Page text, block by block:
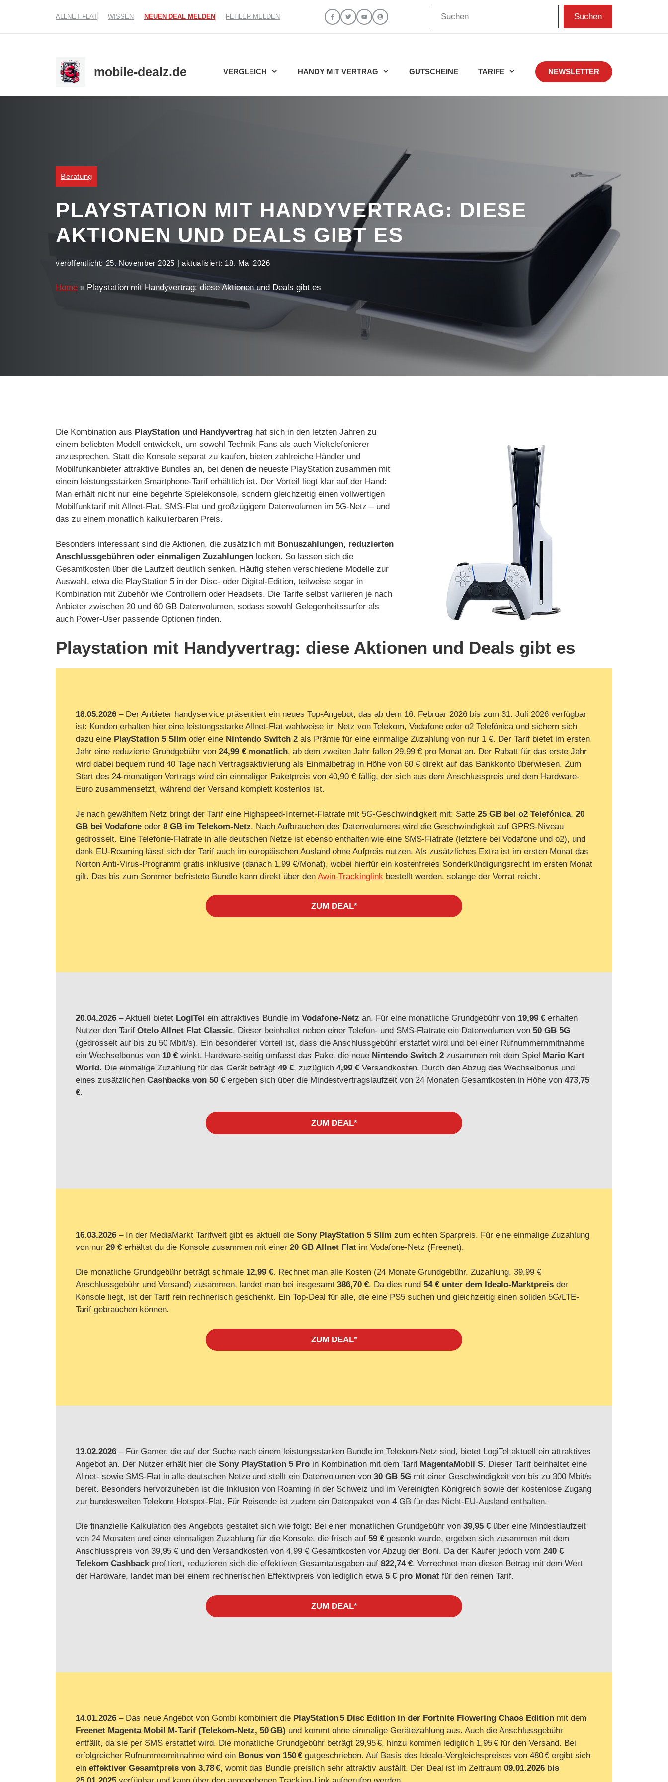
ALLNET FLAT WISSEN NEUEN DEAL MELDEN FEHLER MELDEN Suchen
mobile-dealz.de VERGLEICH HANDY MIT VERTRAG GUTSCHEINE TARIFE NEWSLETTER
Beratung
PLAYSTATION MIT HANDYVERTRAG: DIESE
AKTIONEN UND DEALS GIBT ES
veröffentlicht: 25. November 2025 | aktualisiert: 18. Mai 2026
Home » Playstation mit Handyvertrag: diese Aktionen und Deals gibt es
Die Kombination aus PlayStation und Handyvertrag hat sich in den letzten Jahren zu
einem beliebten Modell entwickelt, um sowohl Technik-Fans als auch Vieltelefonierer
anzusprechen. Statt die Konsole separat zu kaufen, bieten zahlreiche Händler und
Mobilfunkanbieter attraktive Bundles an, bei denen die neueste PlayStation zusammen mit
einem leistungsstarken Smartphone-Tarif erhältlich ist. Der Vorteil liegt klar auf der Hand:
Man erhält nicht nur eine begehrte Spielekonsole, sondern gleichzeitig einen vollwertigen
Mobilfunktarif mit Allnet-Flat, SMS-Flat und großzügigem Datenvolumen im 5G-Netz – und
das zu einem monatlich kalkulierbaren Preis.
Besonders interessant sind die Aktionen, die zusätzlich mit Bonuszahlungen, reduzierten
Anschlussgebühren oder einmaligen Zuzahlungen locken. So lassen sich die
Gesamtkosten über die Laufzeit deutlich senken. Häufig stehen verschiedene Modelle zur
Auswahl, etwa die PlayStation 5 in der Disc- oder Digital-Edition, teilweise sogar in
Kombination mit Zubehör wie Controllern oder Headsets. Die Tarife selbst variieren je nach
Anbieter zwischen 20 und 60 GB Datenvolumen, sodass sowohl Gelegenheitssurfer als
auch Power-User passende Optionen finden.
Playstation mit Handyvertrag: diese Aktionen und Deals gibt es
18.05.2026 – Der Anbieter handyservice präsentiert ein neues Top-Angebot, das ab dem 16. Februar 2026 bis zum 31. Juli 2026 verfügbar
ist: Kunden erhalten hier eine leistungsstarke Allnet-Flat wahlweise im Netz von Telekom, Vodafone oder o2 Telefónica und sichern sich
dazu eine PlayStation 5 Slim oder eine Nintendo Switch 2 als Prämie für eine einmalige Zuzahlung von nur 1 €. Der Tarif bietet im ersten
Jahr eine reduzierte Grundgebühr von 24,99 € monatlich, ab dem zweiten Jahr fallen 29,99 € pro Monat an. Der Rabatt für das erste Jahr
wird dabei bequem rund 40 Tage nach Vertragsaktivierung als Einmalbetrag in Höhe von 60 € direkt auf das Bankkonto überwiesen. Zum
Start des 24-monatigen Vertrags wird ein einmaliger Paketpreis von 40,90 € fällig, der sich aus dem Anschlusspreis und dem Hardware-
Euro zusammensetzt, während der Versand komplett kostenlos ist.
Je nach gewähltem Netz bringt der Tarif eine Highspeed-Internet-Flatrate mit 5G-Geschwindigkeit mit: Satte 25 GB bei o2 Telefónica, 20
GB bei Vodafone oder 8 GB im Telekom-Netz. Nach Aufbrauchen des Datenvolumens wird die Geschwindigkeit auf GPRS-Niveau
gedrosselt. Eine Telefonie-Flatrate in alle deutschen Netze ist ebenso enthalten wie eine SMS-Flatrate (letztere bei Vodafone und o2), und
dank EU-Roaming lässt sich der Tarif auch im europäischen Ausland ohne Aufpreis nutzen. Als zusätzliches Extra ist im ersten Monat das
Norton Anti-Virus-Programm gratis inklusive (danach 1,99 €/Monat), wobei hierfür ein kostenfreies Sonderkündigungsrecht im ersten Monat
gilt. Das bis zum Sommer befristete Bundle kann direkt über den Awin-Trackinglink bestellt werden, solange der Vorrat reicht.
ZUM DEAL*
20.04.2026 – Aktuell bietet LogiTel ein attraktives Bundle im Vodafone-Netz an. Für eine monatliche Grundgebühr von 19,99 € erhalten
Nutzer den Tarif Otelo Allnet Flat Classic. Dieser beinhaltet neben einer Telefon- und SMS-Flatrate ein Datenvolumen von 50 GB 5G
(gedrosselt auf bis zu 50 Mbit/s). Ein besonderer Vorteil ist, dass die Anschlussgebühr erstattet wird und bei einer Rufnummernmitnahme
ein Wechselbonus von 10 € winkt. Hardware-seitig umfasst das Paket die neue Nintendo Switch 2 zusammen mit dem Spiel Mario Kart
World. Die einmalige Zuzahlung für das Gerät beträgt 49 €, zuzüglich 4,99 € Versandkosten. Durch den Abzug des Wechselbonus und
eines zusätzlichen Cashbacks von 50 € ergeben sich über die Mindestvertragslaufzeit von 24 Monaten Gesamtkosten in Höhe von 473,75
€.
ZUM DEAL*
16.03.2026 – In der MediaMarkt Tarifwelt gibt es aktuell die Sony PlayStation 5 Slim zum echten Sparpreis. Für eine einmalige Zuzahlung
von nur 29 € erhältst du die Konsole zusammen mit einer 20 GB Allnet Flat im Vodafone-Netz (Freenet).
Die monatliche Grundgebühr beträgt schmale 12,99 €. Rechnet man alle Kosten (24 Monate Grundgebühr, Zuzahlung, 39,99 €
Anschlussgebühr und Versand) zusammen, landet man bei insgesamt 386,70 €. Da dies rund 54 € unter dem Idealo-Marktpreis der
Konsole liegt, ist der Tarif rein rechnerisch geschenkt. Ein Top-Deal für alle, die eine PS5 suchen und gleichzeitig einen soliden 5G/LTE-
Tarif gebrauchen können.
ZUM DEAL*
13.02.2026 – Für Gamer, die auf der Suche nach einem leistungsstarken Bundle im Telekom-Netz sind, bietet LogiTel aktuell ein attraktives
Angebot an. Der Nutzer erhält hier die Sony PlayStation 5 Pro in Kombination mit dem Tarif MagentaMobil S. Dieser Tarif beinhaltet eine
Allnet- sowie SMS-Flat in alle deutschen Netze und stellt ein Datenvolumen von 30 GB 5G mit einer Geschwindigkeit von bis zu 300 Mbit/s
bereit. Besonders hervorzuheben ist die Inklusion von Roaming in der Schweiz und im Vereinigten Königreich sowie der kostenlose Zugang
zur bundesweiten Telekom Hotspot-Flat. Für Reisende ist zudem ein Datenpaket von 4 GB für das Nicht-EU-Ausland enthalten.
Die finanzielle Kalkulation des Angebots gestaltet sich wie folgt: Bei einer monatlichen Grundgebühr von 39,95 € über eine Mindestlaufzeit
von 24 Monaten und einer einmaligen Zuzahlung für die Konsole, die frisch auf 59 € gesenkt wurde, ergeben sich zusammen mit dem
Anschlusspreis von 39,95 € und den Versandkosten von 4,99 € Gesamtkosten vor Abzug der Boni. Da der Käufer jedoch vom 240 €
Telekom Cashbackprofitiert, reduzieren sich die effektiven Gesamtausgaben auf 822,74 €. Verrechnet man diesen Betrag mit dem Wert
der Hardware, landet man bei einem rechnerischen Effektivpreis von lediglich etwa 5 € pro Monat für den reinen Tarif.
ZUM DEAL*
14.01.2026 – Das neue Angebot von Gombi kombiniert die PlayStation 5 Disc Edition in der Fortnite Flowering Chaos Edition mit dem
Freenet Magenta Mobil M‑Tarif (Telekom‑Netz, 50 GB) und kommt ohne einmalige Gerätezahlung aus. Auch die Anschlussgebühr
entfällt, da sie per SMS erstattet wird. Die monatliche Grundgebühr beträgt 29,95 €, hinzu kommen lediglich 1,95 € für den Versand. Bei
erfolgreicher Rufnummermitnahme wird ein Bonus von 150 € gutgeschrieben. Auf Basis des Idealo‑Vergleichspreises von 480 € ergibt sich
ein effektiver Gesamtpreis von 3,78 €, womit das Bundle preislich sehr attraktiv ausfällt. Der Deal ist im Zeitraum 09.01.2026 bis
25.01.2025 verfügbar und kann über den angegebenen Tracking‑Link aufgerufen werden.